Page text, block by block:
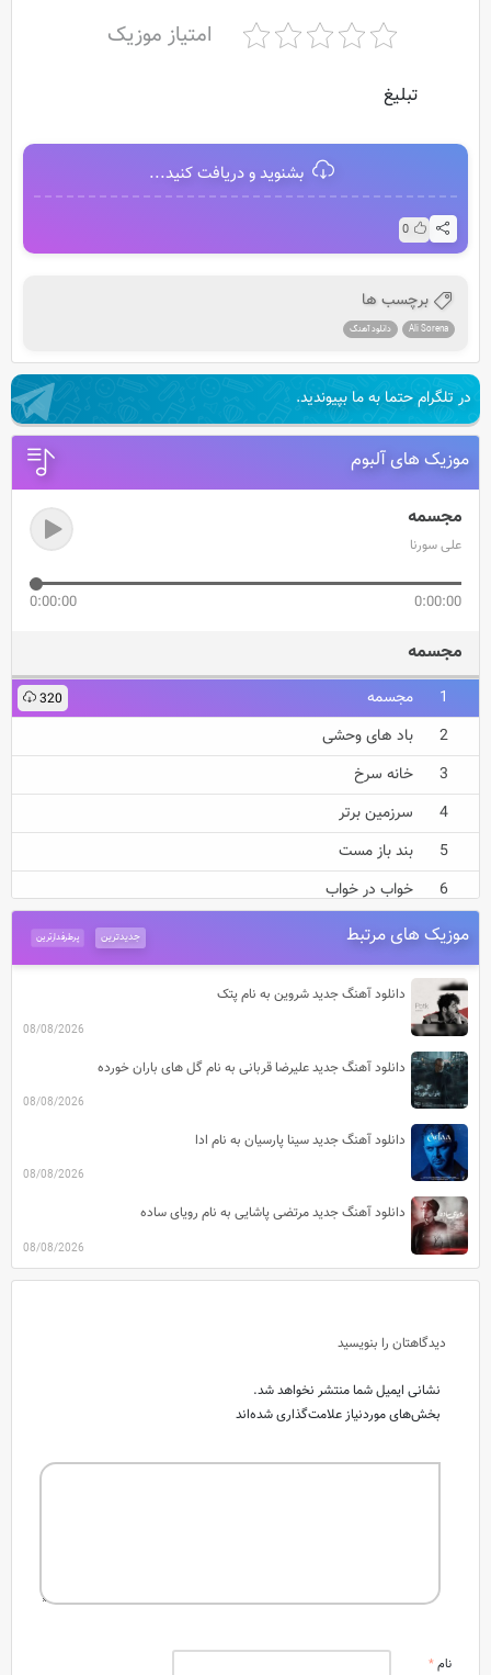
امتیاز موزیک
تبلیغ
بشنوید و دریافت کنید...
0
برچسب ها
Ali Sorena دانلود آهنگ
در تلگرام حتما به ما بپیوندید.
موزیک های آلبوم
مجسمه
علی سورنا
0:00:00 0:00:00
مجسمه
مجسمه 320
باد های وحشی
خانه سرخ
سرزمین برتر
بند باز مست
خواب در خواب
مورس
دوچرخه
انقلاب رنگ ها
قاتل یا مقتول
گل سرخ
چرخش رنگ ها
صاعقه
رقاص مغرق
کی با ما زوزه میکشه
طغیان
میخونیم واسه طاغیا
شبِ سردِ کلان شهر
موزیک های مرتبط پرطرفدارترین جدیدترین
دانلود آهنگ جدید شروین به نام پتک
08/08/2026
دانلود آهنگ جدید علیرضا قربانی به نام گل های باران خورده
08/08/2026
دانلود آهنگ جدید سینا پارسیان به نام ادا
08/08/2026
دانلود آهنگ جدید مرتضی پاشایی به نام رویای ساده
08/08/2026
دیدگاهتان را بنویسید
نشانی ایمیل شما منتشر نخواهد شد.
بخش‌های موردنیاز علامت‌گذاری شده‌اند
نام*